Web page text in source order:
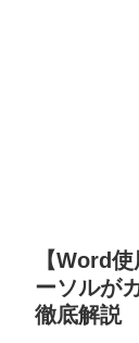
【Word
ーソルが
徹底解説